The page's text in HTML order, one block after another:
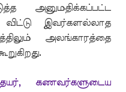
அனுமதிக்கப்பட்ட
இவர்களல்லாத
அலங்காரத்தை
கணவர்களுடைய